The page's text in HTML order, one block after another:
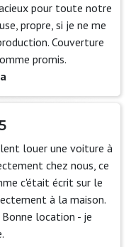
pour toute notre
propre, si je ne me
Couverture
promis.
louer une voiture à
chez nous, ce
c'était écrit sur le
à la maison.
Bonne location - je